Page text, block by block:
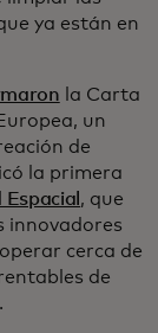
ya están en
la Carta
un
de
la primera
, que
innovadores
cerca de
de